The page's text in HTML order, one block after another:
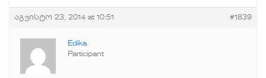
აგვისტო 23, 2014 at 10:51 #1839
Edika
Participant